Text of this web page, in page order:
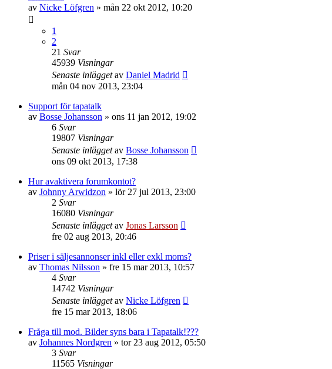
av Nicke Löfgren » mån 22 okt 2012, 10:20
1
2
21 Svar
45939 Visningar
Senaste inläggetav Daniel Madrid
mån 04 nov 2013, 23:04
Support för tapatalk
av Bosse Johansson » ons 11 jan 2012, 19:02
6 Svar
19807 Visningar
Senaste inläggetav Bosse Johansson
ons 09 okt 2013, 17:38
Hur avaktivera forumkontot?
av Johnny Arwidzon » lör 27 jul 2013, 23:00
2 Svar
16080 Visningar
Senaste inläggetav Jonas Larsson
fre 02 aug 2013, 20:46
Priser i säljesannonser inkl eller exkl moms?
av Thomas Nilsson » fre 15 mar 2013, 10:57
4 Svar
14742 Visningar
Senaste inläggetav Nicke Löfgren
fre 15 mar 2013, 18:06
Fråga till mod. Bilder syns bara i Tapatalk!???
av Johannes Nordgren » tor 23 aug 2012, 05:50
3 Svar
11565 Visningar